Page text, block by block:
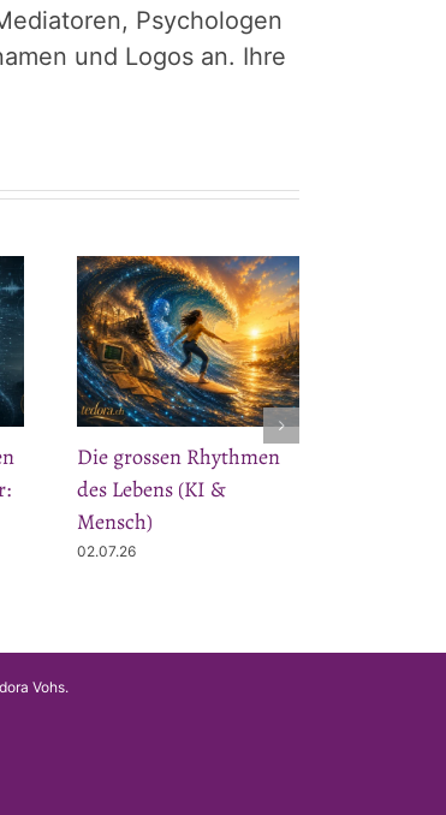
Psychologen
und Logos an. Ihre
Die grossen Rhythmen
des Lebens (KI &
Mensch)
02.07.26
Vohs.